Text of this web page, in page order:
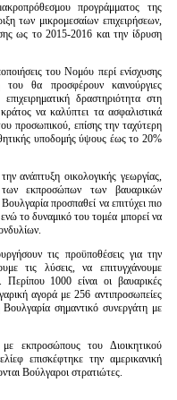
προγράμματος της
των μικρομεσαίων επιχειρήσεων,
ως το 2015-2016 και την ίδρυση
του Νομόυ περί ενίσχυσης
θα προσφέρουν καινούργιες
δραστηριότητα στη
να καλύπτει τα ασφαλιστικά
προσωπικού, επίσης την ταχύτερη
υποδομής ύψους έως το 20%
ανάπτυξη οικολογικής γεωργίας,
εκπροσώπων των βαυαρικών
προσπαθεί να επιτύχει πιο
το δυναμικό του τομέα μπορεί να
τις προϋποθέσεις για την
τις λύσεις, να επιτυγχάνουμε
1000 είναι οι βαυαρικές
αγορά με 256 αντιπροσωπείες
σημαντικό συνεργάτη με
εκπροσώπους του Διοικητικού
επισκέφτηκε την αμερικανική
Βούλγαροι στρατιώτες.